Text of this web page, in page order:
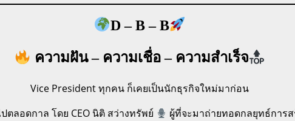
D – B – B
ความฝัน – ความเชื่อ – ความสำเร็จ
Vice President ทุกคน ก็เคยเป็นนักธุรกิจใหม่มาก่อน
ลอดกาล โดย CEO นิติ สว่างทรัพย์
ผู้ที่จะมาถ่ายทอดกลยุทธ์การส